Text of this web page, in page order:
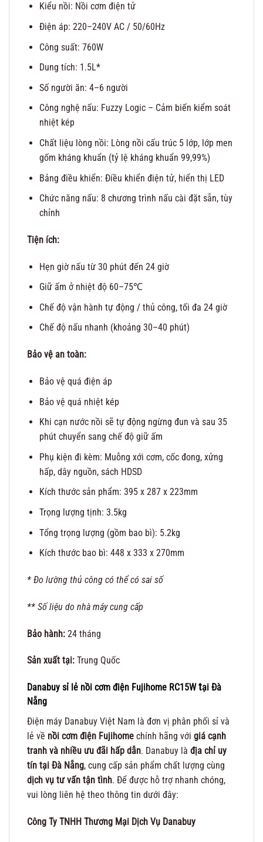
Kiểu nồi: Nồi cơm điện tử
Điện áp: 220–240V AC / 50/60Hz
Công suất: 760W
Dung tích: 1.5L*
Số người ăn: 4–6 người
Công nghệ nấu: Fuzzy Logic – Cảm biến kiểm soát
nhiệt kép
Chất liệu lòng nồi: Lòng nồi cấu trúc 5 lớp, lớp men
gốm kháng khuẩn (tỷ lệ kháng khuẩn 99,99%)
Bảng điều khiển: Điều khiển điện tử, hiển thị LED
Chức năng nấu: 8 chương trình nấu cài đặt sẵn, tùy
chỉnh
Tiện ích:
Hẹn giờ nấu từ 30 phút đến 24 giờ
Giữ ấm ở nhiệt độ 60–75℃
Chế độ vận hành tự động / thủ công, tối đa 24 giờ
Chế độ nấu nhanh (khoảng 30–40 phút)
Bảo vệ an toàn:
Bảo vệ quá điện áp
Bảo vệ quá nhiệt kép
Khi cạn nước nồi sẽ tự động ngừng đun và sau 35
phút chuyển sang chế độ giữ ấm
Phụ kiện đi kèm: Muỗng xới cơm, cốc đong, xửng
hấp, dây nguồn, sách HDSD
Kích thước sản phẩm: 395 x 287 x 223mm
Trọng lượng tịnh: 3.5kg
Tổng trọng lượng (gồm bao bì): 5.2kg
Kích thước bao bì: 448 x 333 x 270mm
* Đo lường thủ công có thể có sai số
** Số liệu do nhà máy cung cấp
Bảo hành: 24 tháng
Sản xuất tại: Trung Quốc
Danabuy sỉ lẻ nồi cơm điện Fujihome RC15Wtại Đà
Nẵng
Điện máy Danabuy Việt Nam là đơn vị phân phối sỉ và
lẻ về nồi cơm điện Fujihome chính hãng với giá cạnh
tranh và nhiều ưu đãi hấp dẫn. Danabuy là địa chỉ uy
tín tại Đà Nẵng, cung cấp sản phẩm chất lượng cùng
dịch vụ tư vấn tận tình. Để được hỗ trợ nhanh chóng,
vui lòng liên hệ theo thông tin dưới đây:
Công Ty TNHH Thương Mại Dịch Vụ Danabuy